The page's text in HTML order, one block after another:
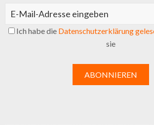
Ich habe die Datenschutzerklärung
sie